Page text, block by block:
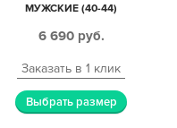
МУЖСКИЕ (40-44)
6 690 руб.
Заказать в 1 клик
Выбрать размер